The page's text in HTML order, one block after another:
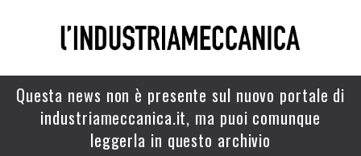
Questa news non è presente sul nuovo portale di
industriameccanica.it, ma puoi comunque
leggerla in questo archivio